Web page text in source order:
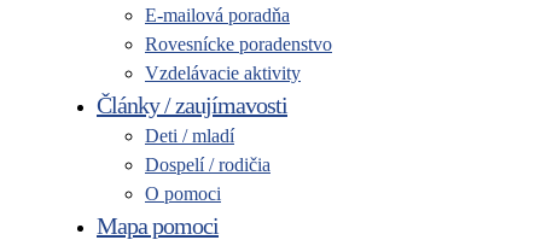
E-mailová poradňa
Rovesnícke poradenstvo
Vzdelávacie aktivity
Články / zaujímavosti
Deti / mladí
Dospelí / rodičia
O pomoci
Mapa pomoci